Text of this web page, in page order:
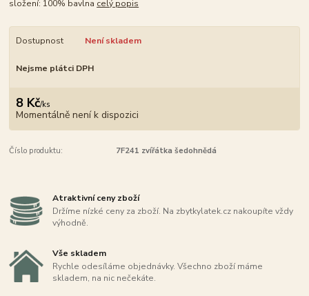
složení: 100% bavlna celý popis
Dostupnost Není skladem
Nejsme plátci DPH
8 Kč/ks
Momentálně není k dispozici
Číslo produktu: 7F241 zvířátka šedohnědá
Atraktivní ceny zboží
Držíme nízké ceny za zboží. Na zbytkylatek.cz nakoupíte vždy
výhodně.
Vše skladem
Rychle odesíláme objednávky. Všechno zboží máme
skladem, na nic nečekáte.